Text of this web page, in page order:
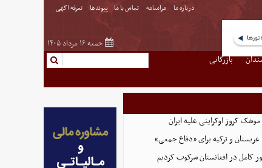
درباره ما مرامنامه تماس با ما پیوندها تعرفه اگهی
جمعه ۱۶ مرداد ۱۴۰۵
بازرگانی
کروز اوکراینی علیه ایران
و ترکیه برای «دفاع جمعی»
کامل در افغانستان سرکوب کردیم